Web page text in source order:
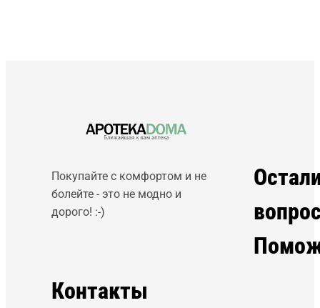
Покупайте с комфортом и не
болейте - это не модно и
дорого! :-)
Контакты